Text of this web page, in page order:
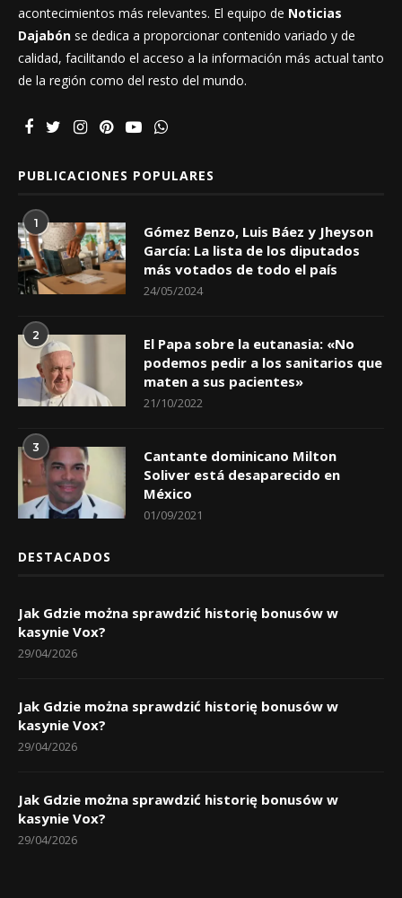
acontecimientos más relevantes. El equipo de Noticias
Dajabón se dedica a proporcionar contenido variado y de
calidad, facilitando el acceso a la información más actual tanto
de la región como del resto del mundo.
PUBLICACIONES POPULARES
1
Gómez Benzo, Luis Báez y Jheyson
García: La lista de los diputados
más votados de todo el país
24/05/2024
2
El Papa sobre la eutanasia: «No
podemos pedir a los sanitarios que
maten a sus pacientes»
21/10/2022
3
Cantante dominicano Milton
Soliver está desaparecido en
México
01/09/2021
DESTACADOS
Jak Gdzie można sprawdzić historię bonusów w
kasynie Vox?
29/04/2026
Jak Gdzie można sprawdzić historię bonusów w
kasynie Vox?
29/04/2026
Jak Gdzie można sprawdzić historię bonusów w
kasynie Vox?
29/04/2026